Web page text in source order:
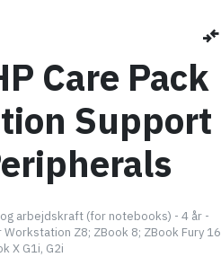
Care Pack
Support
arbejdskraft (for notebooks) - 4 år -
Z8; ZBook 8; ZBook Fury 16
X G1i, G2i